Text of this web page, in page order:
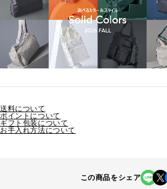
送料について
ポイントについて
ギフト包装について
お手入れ方法について
この商品をシェア